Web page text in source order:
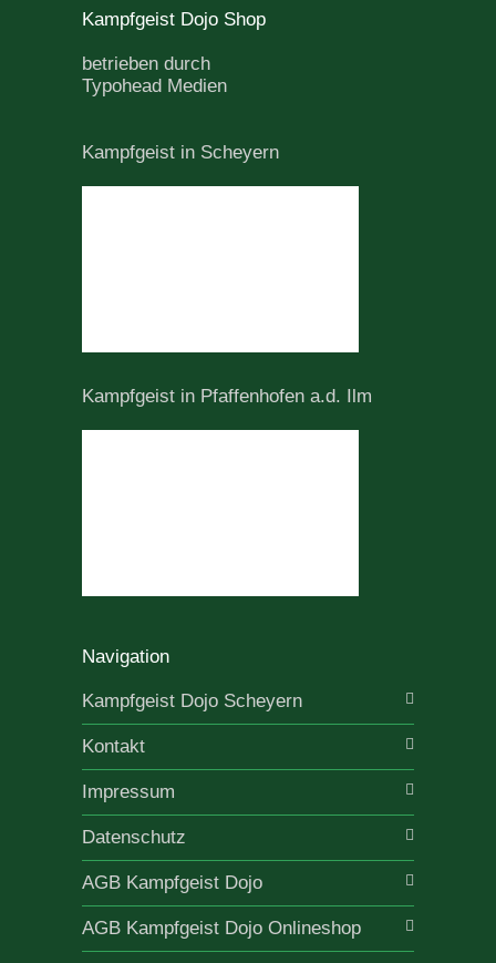
Kampfgeist Dojo Shop
betrieben durch
Typohead Medien
Kampfgeist in Scheyern
Kampfgeist in Pfaffenhofen a.d. Ilm
Navigation
Kampfgeist Dojo Scheyern
Kontakt
Impressum
Datenschutz
AGB Kampfgeist Dojo
AGB Kampfgeist Dojo Onlineshop